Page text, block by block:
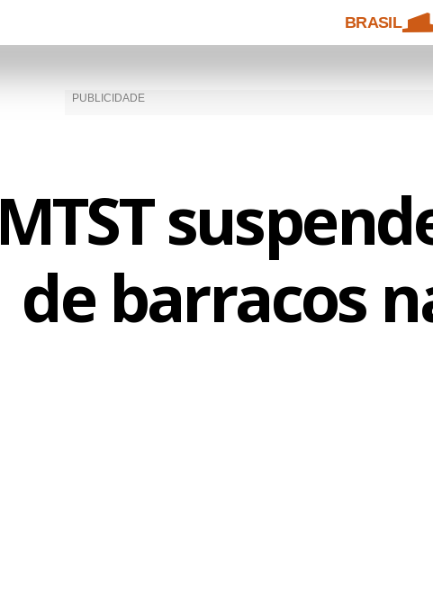
BRASIL
MTST
de barracos